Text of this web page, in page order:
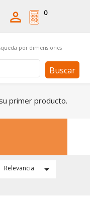

por dimensiones
Buscar
0
primer producto.
Relevancia 